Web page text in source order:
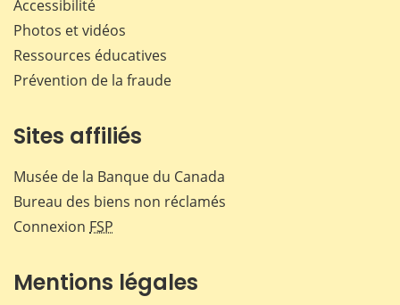
Accessibilité
Photos et vidéos
Ressources éducatives
Prévention de la fraude
Sites affiliés
Musée de la Banque du Canada
Bureau des biens non réclamés
Connexion FSP
Mentions légales